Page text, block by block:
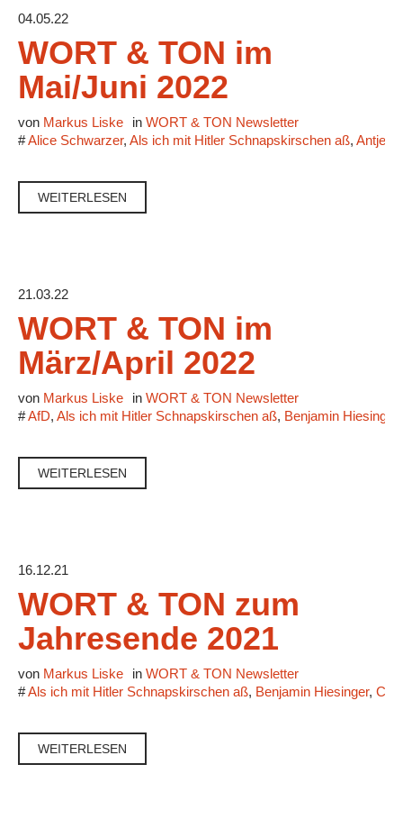
04.05.22
WORT & TON im
Mai/Juni 2022
von Markus Liske in WORT & TON Newsletter
#Alice Schwarzer, Als ich mit Hitler Schnapskirschen aß, Antje
WEITERLESEN
21.03.22
WORT & TON im
März/April 2022
von Markus Liske in WORT & TON Newsletter
#AfD, Als ich mit Hitler Schnapskirschen aß, Benjamin Hiesinger
WEITERLESEN
16.12.21
WORT & TON zum
Jahresende 2021
von Markus Liske in WORT & TON Newsletter
#Als ich mit Hitler Schnapskirschen aß, Benjamin Hiesinger,
WEITERLESEN